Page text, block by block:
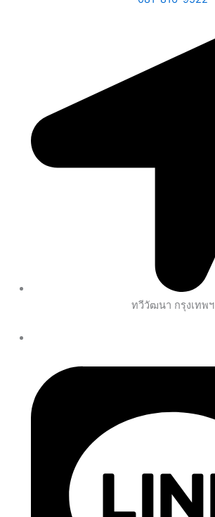
ทวีวัฒนา กรุงเทพฯ